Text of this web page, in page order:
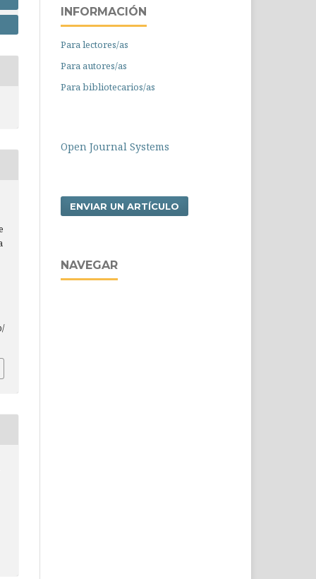
INFORMACIÓN
Para lectores/as
Para autores/as
Para bibliotecarios/as
Open Journal Systems
ENVIAR UN ARTÍCULO
NAVEGAR